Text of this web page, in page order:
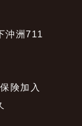
沖洲711
険加入